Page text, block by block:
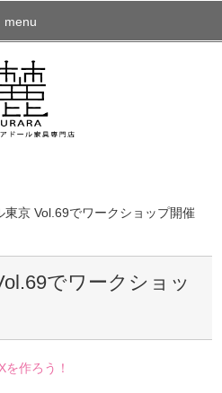
menu
東京 Vol.69でワークショップ開催
でワークショッ
作ろう！